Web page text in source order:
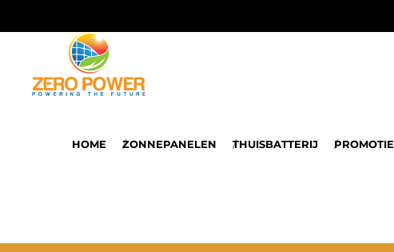
HOME ZONNEPANELEN THUISBATTERIJ PROMOTIE